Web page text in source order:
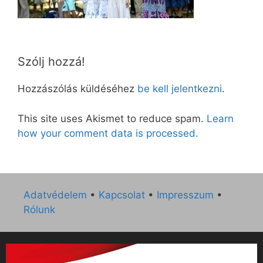
Szólj hozzá!
Hozzászólás küldéséhez be kell jelentkezni.
This site uses Akismet to reduce spam. Learn
how your comment data is processed.
Adatvédelem • Kapcsolat • Impresszum •
Rólunk